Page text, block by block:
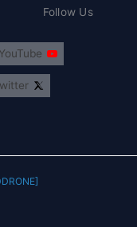
Follow Us
YouTube
|